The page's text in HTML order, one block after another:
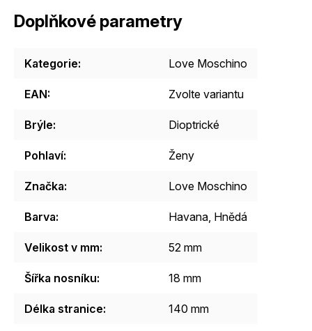
Doplňkové parametry
Kategorie: Love Moschino
EAN: Zvolte variantu
Brýle: Dioptrické
Pohlaví: Ženy
Značka: Love Moschino
Barva: Havana Hnědá
Velikost v mm: 52 mm
Šířka nosníku: 18 mm
Délka stranice: 140 mm